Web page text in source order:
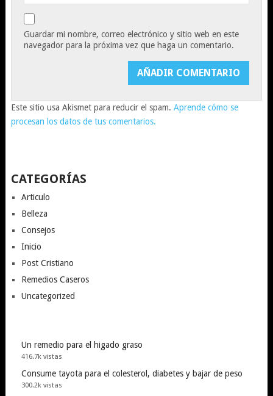
Guardar mi nombre, correo electrónico y sitio web en este
navegador para la próxima vez que haga un comentario.
Este sitio usa Akismet para reducir el spam. Aprende cómo se
procesan los datos de tus comentarios.
CATEGORÍAS
Articulo
Belleza
Consejos
Inicio
Post Cristiano
Remedios Caseros
Uncategorized
Un remedio para el higado graso
416.7k vistas
Consume tayota para el colesterol, diabetes y bajar de peso
300.2k vistas